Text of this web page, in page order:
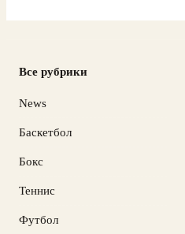
Все рубрики
News
Баскетбол
Бокс
Теннис
Футбол